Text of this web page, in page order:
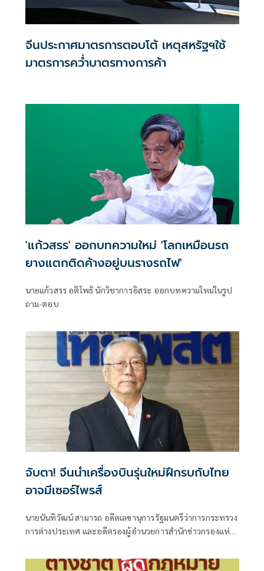
จีนประกาศมาตรการตอบโต้ เหตุสหรัฐฯใช้
มาตรการคว่ำบาตรทางการค้า
'แก้วสรร' ออกบทความใหม่ 'โลกเหมือนรถ
ยางแตกติดค้างอยู่บนรางรถไฟ'
นายแก้วสรร อติโพธิ นักวิชาการอิสระ ออกบทความใหม่ในรูป
ถาม-ตอบ
จับตา! จีนนำเครื่องบินรุ่นใหม่ฝึกรบกับไทย
อาจมีเซอร์ไพรส์
นายนันทิวัฒน์ สามารถ อดีตเลขานุการรัฐมนตรีว่าการกระทรวง
การต่างประเทศ และอดีตรองผู้อำนวยการสำนักข่าวกรองแห่ง